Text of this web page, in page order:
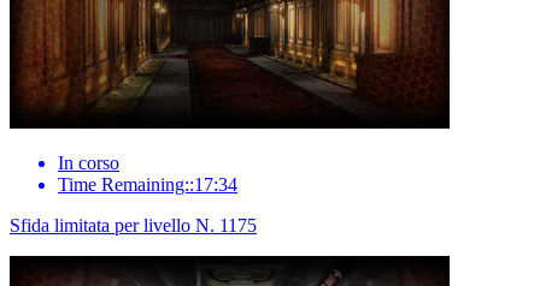
In corso
Time Remaining::17:34
Sfida limitata per livello N. 1175